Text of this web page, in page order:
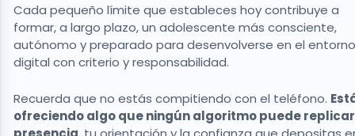
Cada pequeño límite que estableces hoy contribuye a
formar, a largo plazo, un adolescente más consciente,
autónomo y preparado para desenvolverse en el entorno
digital con criterio y responsabilidad.
Recuerda que no estás compitiendo con el teléfono.
ofreciendo algo que ningún algoritmo puede